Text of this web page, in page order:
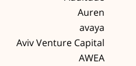
Auren
avaya
Aviv Venture Capital
AWEA